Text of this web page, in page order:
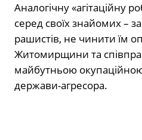
Аналогічну «агітаційну
серед своїх знайомих –
рашистів, не чинити їм
Житомирщини та
майбутньою окупаційною
держави-агресора.